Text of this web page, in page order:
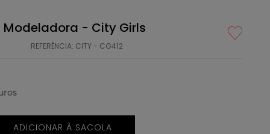
Modeladora - City Girls
REFERÊNCIA: CITY - CG412
ADICIONAR À SACOLA